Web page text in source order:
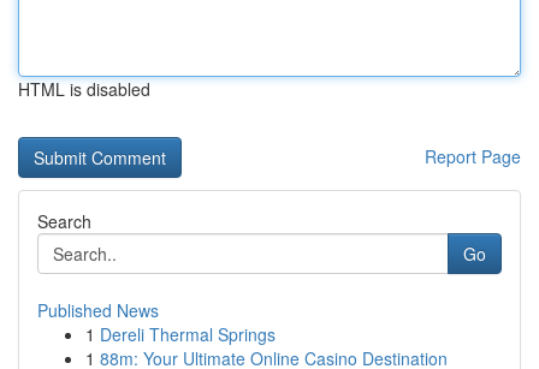
HTML is disabled
Report Page
Search
Go
Published News
1 Dereli Thermal Springs
1 88m: Your Ultimate Online Casino Destination